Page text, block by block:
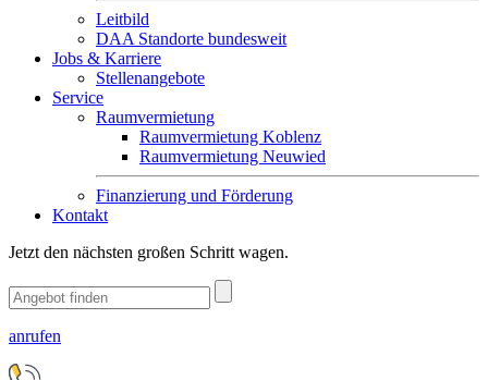
Leitbild
DAA Standorte bundesweit
Jobs & Karriere
Stellenangebote
Service
Raumvermietung
Raumvermietung Koblenz
Raumvermietung Neuwied
Finanzierung und Förderung
Kontakt
Jetzt den nächsten großen Schritt wagen.
anrufen